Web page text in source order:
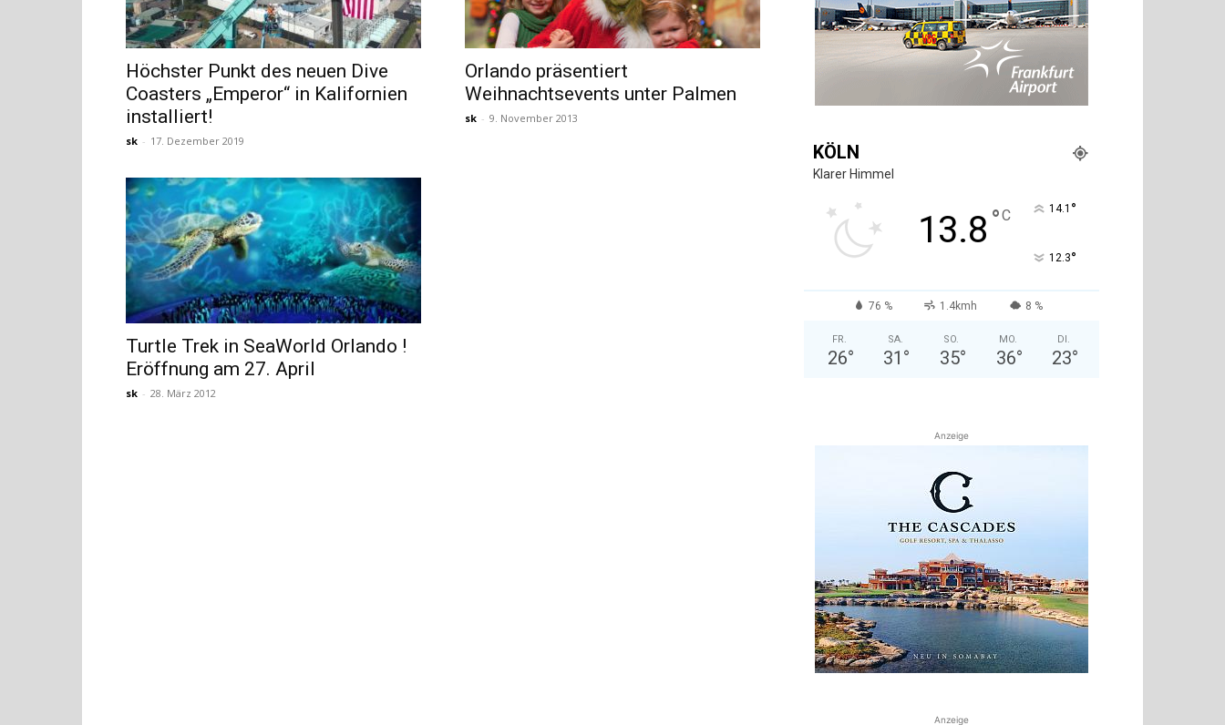
Touristiknews
Höchster Punkt des neuen Dive
Coasters „Emperor“ in Kalifornien
installiert!
sk - 17. Dezember 2019
Orlando präsentiert
Weihnachtsevents unter Palmen
sk - 9. November 2013
Turtle Trek in SeaWorld Orlando !
Eröffnung am 27. April
sk - 28. März 2012
KÖLN
Klarer Himmel
13.8 °C 14.1 °
12.3°
76 % 1.4kmh 8 %
FR.
26°
SA.
31 °
SO.
35°
MO.
36°
DI.
23°
Anzeige
Anzeige